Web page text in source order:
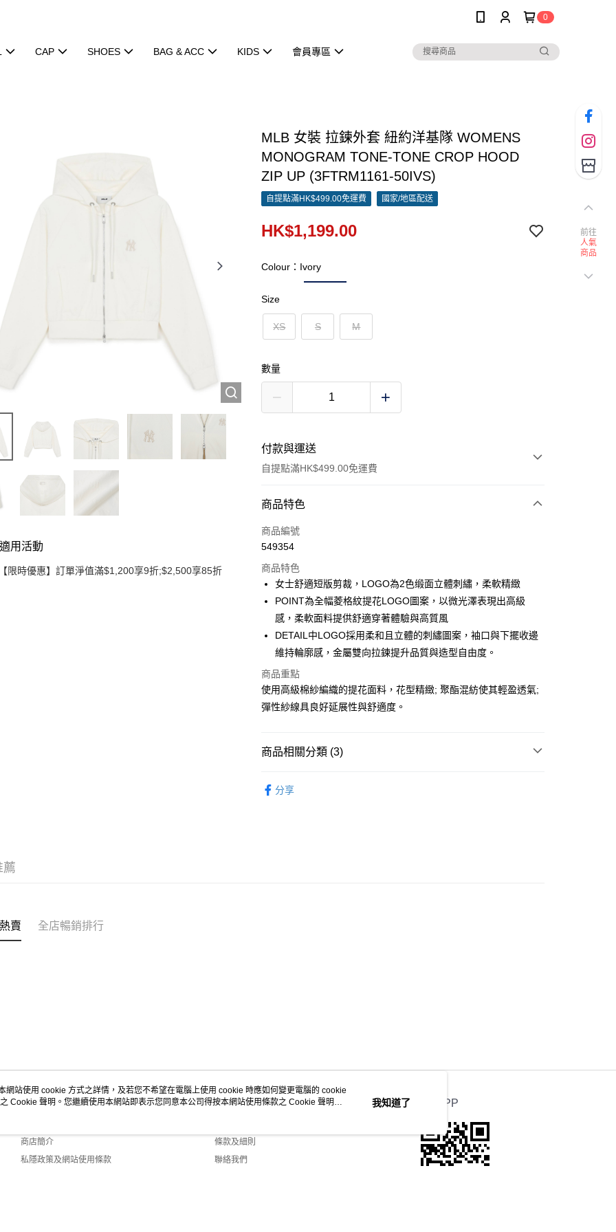
0
CAP SHOES BAG & ACC KIDS 會員專區
用活動
限時優惠】訂單淨值滿$1,200享9折;$2,500享85折
MLB 女裝 拉鍊外套 紐約洋基隊 WOMENS
MONOGRAM TONE-TONE CROP HOOD
ZIP UP (3FTRM1161-50IVS)
自提點滿HK$499.00免運費 國家/地區配送
HK$1,199.00
Colour：Ivory
Size
XS S M
數量
付款與運送
自提點滿HK$499.00免運費
付款方式
信用卡
Google Pay
AlipayHK
WeChat Pay
送貨方式
付款後順豐站及營業點
付款後順豐合作便利店
送貨上門免運優惠
商品特色
商品編號
549354
商品特色
女士舒適短版剪裁，LOGO為2色缎面立體刺繡，柔軟精緻
POINT為全幅菱格紋提花LOGO圖案，以微光澤表現出高級
感，柔軟面料提供舒適穿著體驗與高質風
DETAIL中LOGO採用柔和且立體的刺繡圖案，袖口與下擺收邊
維持輪廓感，金屬雙向拉鍊提升品質與造型自由度。
商品重點
使用高級棉紗編織的提花面料，花型精緻; 聚酯混紡使其輕盈透氣;
彈性紗線具良好延展性與舒適度。
商品相關分類 (3)
分享
薦
賣 全店暢銷排行
關於我們
商店簡介
私隱政策及網站使用條款
客戶服務
條款及細則
聯絡我們
官方APP
前往
人氣
商品
網站使用 cookie 方式之詳情，及若您不希望在電腦上使用 cookie 時應如何變更電腦的 cookie
Cookie 聲明。您繼續使用本網站即表示您同意本公司得按本網站使用條款之 Cookie 聲明使
我知道了